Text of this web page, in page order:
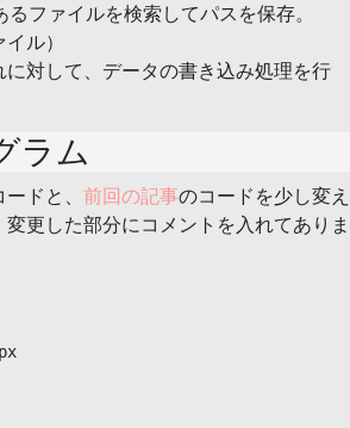
ファイルを検索してパスを保存。
ル）
に対して、データの書き込み処理を行
ラム
ドと、 前回の記事のコードを少し変え
更した部分にコメントを入れてありま